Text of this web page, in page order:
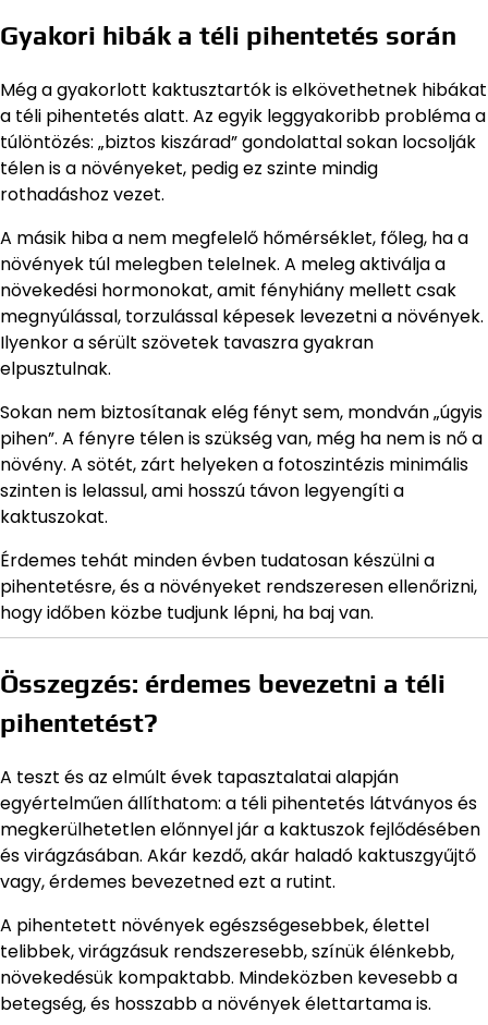
Gyakori hibák a téli pihentetés során
Még a gyakorlott kaktusztartók is elkövethetnek hibákat
a téli pihentetés alatt. Az egyik leggyakoribb probléma a
túlöntözés: „biztos kiszárad” gondolattal sokan locsolják
télen is a növényeket, pedig ez szinte mindig
rothadáshoz vezet.
A másik hiba a nem megfelelő hőmérséklet, főleg, ha a
növények túl melegben telelnek. A meleg aktiválja a
növekedési hormonokat, amit fényhiány mellett csak
megnyúlással, torzulással képesek levezetni a növények.
Ilyenkor a sérült szövetek tavaszra gyakran
elpusztulnak.
Sokan nem biztosítanak elég fényt sem, mondván „úgyis
pihen”. A fényre télen is szükség van, még ha nem is nő a
növény. A sötét, zárt helyeken a fotoszintézis minimális
szinten is lelassul, ami hosszú távon legyengíti a
kaktuszokat.
Érdemes tehát minden évben tudatosan készülni a
pihentetésre, és a növényeket rendszeresen ellenőrizni,
hogy időben közbe tudjunk lépni, ha baj van.
Összegzés: érdemes bevezetni a téli
pihentetést?
A teszt és az elmúlt évek tapasztalatai alapján
egyértelműen állíthatom: a téli pihentetés látványos és
megkerülhetetlen előnnyel jár a kaktuszok fejlődésében
és virágzásában. Akár kezdő, akár haladó kaktuszgyűjtő
vagy, érdemes bevezetned ezt a rutint.
A pihentetett növények egészségesebbek, élettel
telibbek, virágzásuk rendszeresebb, színük élénkebb,
növekedésük kompaktabb. Mindeközben kevesebb a
betegség, és hosszabb a növények élettartama is.